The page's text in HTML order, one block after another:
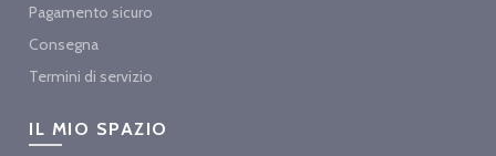
Pagamento sicuro
Consegna
Termini di servizio
IL MIO SPAZIO